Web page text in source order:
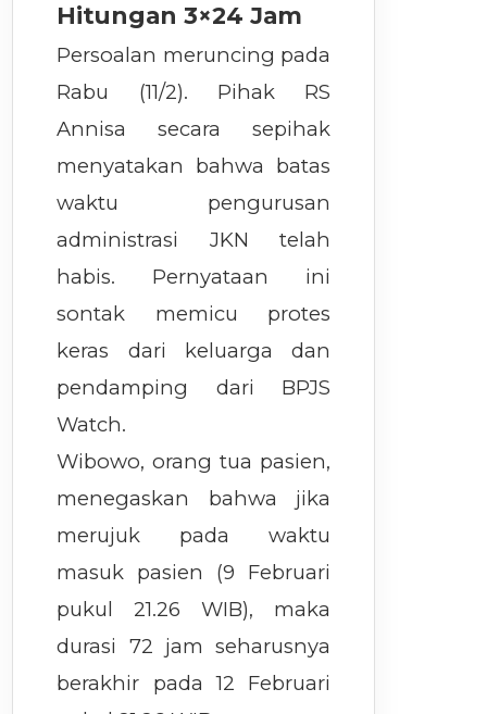
Hitungan 3×24 Jam
Persoalan meruncing pada
Rabu (11/2). Pihak RS
Annisa secara sepihak
menyatakan bahwa batas
waktu pengurusan
administrasi JKN telah
habis. Pernyataan ini
sontak memicu protes
keras dari keluarga dan
pendamping dari BPJS
Watch.
Wibowo, orang tua pasien,
menegaskan bahwa jika
merujuk pada waktu
masuk pasien (9 Februari
pukul 21.26 WIB), maka
durasi 72 jam seharusnya
berakhir pada 12 Februari